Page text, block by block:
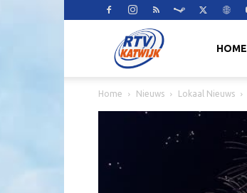
HOME
Home Nieuws Lokaal Nieuws